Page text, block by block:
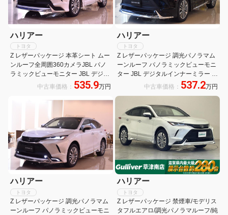
ハリアー
トヨタ
Z レザーパッケージ 本革シート ムー
ンルーフ全周囲360カメラJBL パノ
ラミックビューモニター JBL デジタ
ルインナーミラー ブラインドスポッ
トモニターアクセサリーC パークア
シストモデリスタエアロ
中古車価格： 535.9万円
ハリアー
トヨタ
Z レザーパッケージ 調光パノラマム
ーンルーフ パノラミックビューモニ
ター JBL デジタルインナーミラー ブ
ラインドスポットモニターアクセサ
リーC全周囲360カメラ パークアシ
中古車価格： 537.2万円
ハリアー
トヨタ
Z レザーパッケージ 調光パノラマム
ーンルーフ パノラミックビューモニ
ハリアー
トヨタ
Z レザーパッケージ 禁煙車/モデリス
タフルエアロ/調光パノラマルーフ/純